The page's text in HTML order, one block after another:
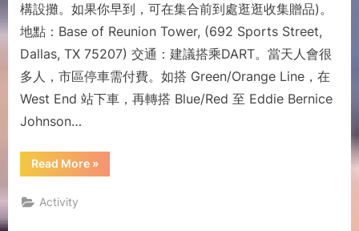
構設攤。如果你早到，可在集合前到處逛逛收集贈品)。
地點：Base of Reunion Tower, (692 Sports Street,
Dallas, TX 75207) 交通：建議搭乘DART。當天人會很
多人，市區停車需付費。如搭 Green/Orange Line，在
West End 站下車，再轉搭 Blue/Red 至 Eddie Bernice
Johnson…
Read More »
Activity